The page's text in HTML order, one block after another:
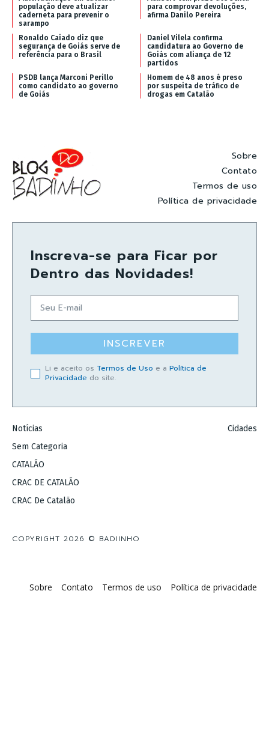
população deve atualizar
caderneta para prevenir o
sarampo
para comprovar devoluções,
afirma Danilo Pereira
Ronaldo Caiado diz que
segurança de Goiás serve de
referência para o Brasil
Daniel Vilela confirma
candidatura ao Governo de
Goiás com aliança de 12
partidos
PSDB lança Marconi Perillo
como candidato ao governo
de Goiás
Homem de 48 anos é preso
por suspeita de tráfico de
drogas em Catalão
Sobre
Contato
Termos de uso
Política de privacidade
Inscreva-se para Ficar por
Dentro das Novidades!
INSCREVER
Li e aceito os Termos de Uso e a Política de
Privacidade do site.
Notícias
Sem Categoria
CATALÃO
CRAC DE CATALÃO
CRAC De Catalão
Cidades
COPYRIGHT 2026 © BADIINHO
Sobre Contato Termos de uso Política de privacidade